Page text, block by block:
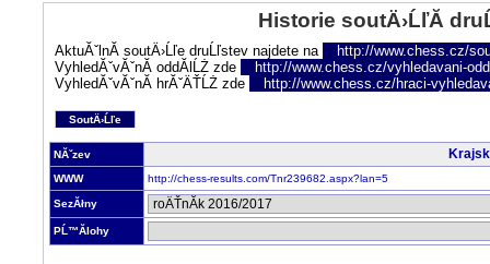
Historie soutÄ›ĹľĂ­
AktuĂˇlnĂ­ soutÄ›Ĺľe druĹľstev najdete na
http://www.chess.cz/
VyhledĂˇvĂˇnĂ­ oddĂ­lĹŻ zde
http://www.chess.cz/vyhledavani-
VyhledĂˇvĂˇnĂ­ hrĂˇÄŤĹŻ zde
http://www.chess.cz/hraci-
SoutÄ›Ĺľe
NĂˇzev
WWW http://chess-results.com/Tnr239682.aspx?lan=5
SezĂłny
PĹ™Ă­lohy